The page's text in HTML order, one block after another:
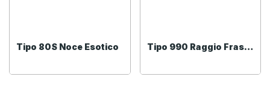
Tipo 80S Noce Esotico Tipo 990 Raggio Frassino